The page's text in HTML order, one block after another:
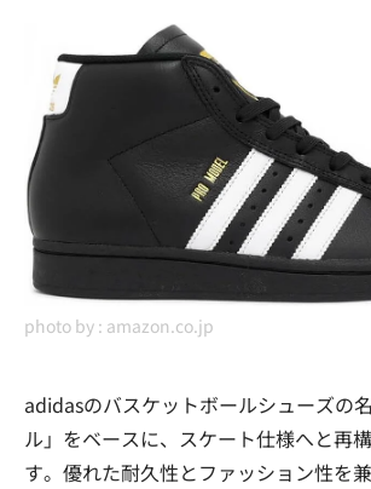
photo by : amazon.co.jp
adidasのバスケットボールシューズの
ル」をベースに、スケート仕様へと再
す。優れた耐久性とファッション性を